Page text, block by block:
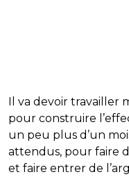
Il va devoir travailler
pour construire
un peu plus d’un
attendus, pour faire
et faire entrer de